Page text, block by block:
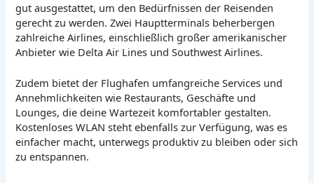
gut ausgestattet, um den Bedürfnissen der Reisenden
gerecht zu werden. Zwei Hauptterminals beherbergen
zahlreiche Airlines, einschließlich großer amerikanischer
Anbieter wie Delta Air Lines und Southwest Airlines.
Zudem bietet der Flughafen umfangreiche Services und
Annehmlichkeiten wie Restaurants, Geschäfte und
Lounges, die deine Wartezeit komfortabler gestalten.
Kostenloses WLAN steht ebenfalls zur Verfügung, was es
einfacher macht, unterwegs produktiv zu bleiben oder sich
zu entspannen.